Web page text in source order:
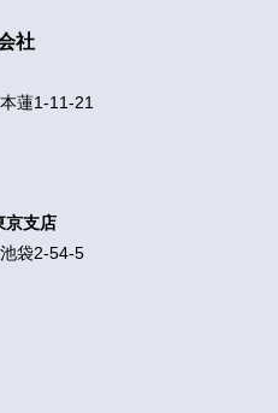
社
蓮1-11-21
支店
袋2-54-5